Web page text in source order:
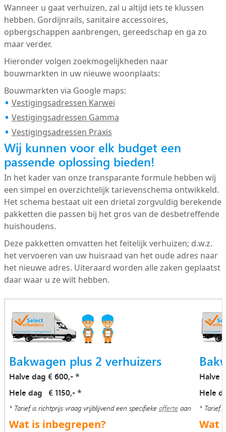
Wanneer u gaat verhuizen, zal u altijd iets te klussen
hebben. Gordijnrails, sanitaire accessoires,
opbergschappen aanbrengen, gereedschap en ga zo
maar verder.
Hieronder volgen zoekmogelijkheden naar
bouwmarkten in uw nieuwe woonplaats:
Bouwmarkten via Google maps:
Vestigingsadressen Karwei
Vestigingsadressen Gamma
Vestigingsadressen Praxis
Wij kunnen voor elk budget een
passende oplossing bieden!
In het kader van onze transparante formule hebben wij
een simpel en overzichtelijk tarievenschema ontwikkeld.
Het schema bestaat uit een drietal zorgvuldig berekende
pakketten die passen bij het gros van de desbetreffende
huishoudens.
Deze pakketten omvatten het feitelijk verhuizen; d.w.z.
het vervoeren van uw huisraad van het oude adres naar
het nieuwe adres. Uiteraard worden alle zaken geplaatst
daar waar u ze wilt hebben.
Bakwagen plus 2 verhuizers
Halve dag € 600,-*
Hele dag € 1150,-*
* Tarief is richtprijs vraag vrijblijvend een specifieke offerteaan
Wat is inbegrepen?
Halve
Hele
* Tarief
Wat